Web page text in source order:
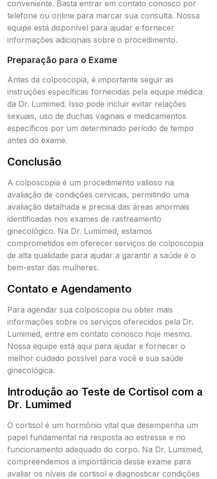
conveniente. Basta entrar em contato conosco por
telefone ou online para marcar sua consulta. Nossa
equipe está disponível para ajudar e fornecer
informações adicionais sobre o procedimento.
Preparação para o Exame
Antes da colposcopia, é importante seguir as
instruções específicas fornecidas pela equipe médica
da Dr. Lumimed. Isso pode incluir evitar relações
sexuais, uso de duchas vaginais e medicamentos
específicos por um determinado período de tempo
antes do exame.
Conclusão
A colposcopia é um procedimento valioso na
avaliação de condições cervicais, permitindo uma
avaliação detalhada e precisa das áreas anormais
identificadas nos exames de rastreamento
ginecológico. Na Dr. Lumimed, estamos
comprometidos em oferecer serviços de colposcopia
de alta qualidade para ajudar a garantir a saúde e o
bem-estar das mulheres.
Contato e Agendamento
Para agendar sua colposcopia ou obter mais
informações sobre os serviços oferecidos pela Dr.
Lumimed, entre em contato conosco hoje mesmo.
Nossa equipe está aqui para ajudar e fornecer o
melhor cuidado possível para você e sua saúde
ginecológica.
Introdução ao Teste de Cortisol com a
Dr. Lumimed
O cortisol é um hormônio vital que desempenha um
papel fundamental na resposta ao estresse e no
funcionamento adequado do corpo. Na Dr. Lumimed,
compreendemos a importância desse exame para
avaliar os níveis de cortisol e diagnosticar condições